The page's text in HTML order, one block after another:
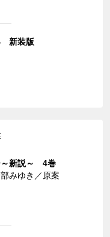
新装版
～新説～ 4巻
みゆき／原案